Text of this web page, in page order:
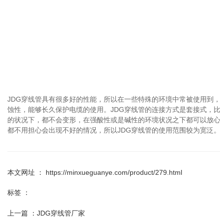
JDG穿线管具有很多好的性能，所以在一些特殊的环境中常被使用到
蚀性，能够长久保护电缆的使用。JDG穿线管的连接方式是套接式，
的状况下，都不会变形，在强酸性或是碱性的环境状况之下都可以
都不用担心会出现不好的情况，所以JDG穿线管的使用范围较为宽泛。
本文网址 ： https://minxueguanye.com/product/279.html
标签 ：
上一篇 ： JDG穿线管厂家